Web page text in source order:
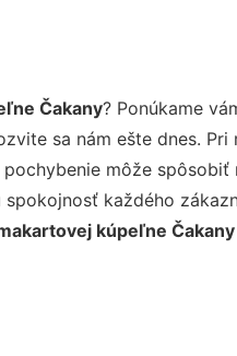
Čakany? Ponúkame
sa nám ešte dnes.
pochybenie môže
spokojnosť každého
kúpeľne Čakany